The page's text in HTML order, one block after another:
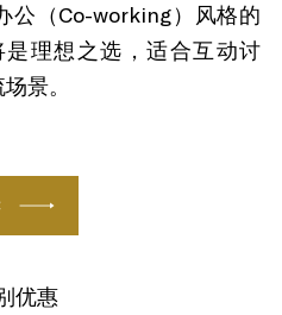
公（Co-working）风格的
理想之选，适合互动讨
景。
优惠